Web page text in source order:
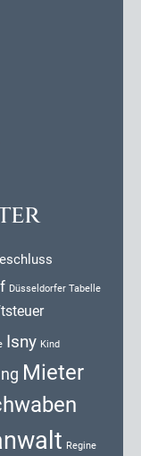
Düsseldorfer Tabelle
Isny Kind
Mieter
Regine